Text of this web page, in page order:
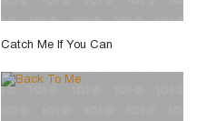
Catch Me If You Can